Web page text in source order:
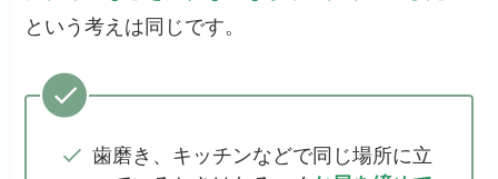
という考えは同じです。
歯磨き、キッチンなどで同じ場所に立